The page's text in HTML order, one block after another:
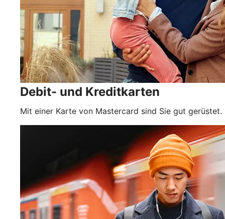
Debit- und Kreditkarten
Mit einer Karte von Mastercard sind Sie gut gerüstet.